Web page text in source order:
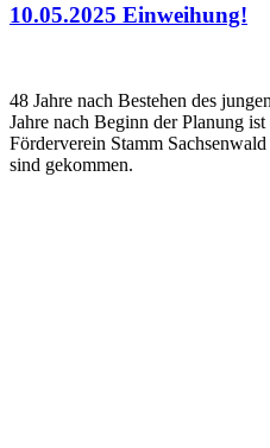
10.05.2025 Einweihung!
48 Jahre nach Bestehen des
Jahre nach Beginn der Planung
Förderverein Stamm
sind gekommen.